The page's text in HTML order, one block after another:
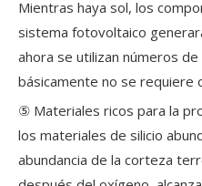
Mientras haya sol, los
sistema fotovoltaico
ahora se utilizan números
básicamente no se requiere
⑤ Materiales ricos para la
los materiales de silicio
abundancia de la corteza